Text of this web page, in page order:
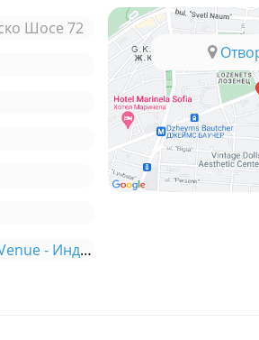
Шосе 72
Меню Дели Веню / Deli Venue - Индийска Кухня